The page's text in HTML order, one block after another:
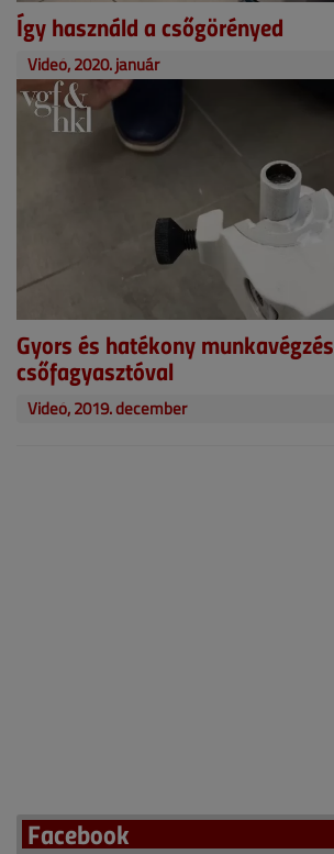
Így használd a csőgörényed
Videó, 2020. január
Gyors és hatékony munkavégzés
csőfagyasztóval
Videó, 2019. december
Facebook